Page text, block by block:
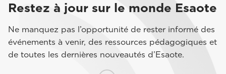
Restez à jour sur le monde Esaote
Ne manquez pas l’opportunité de rester informé des
événements à venir, des ressources pédagogiques et
de toutes les dernières nouveautés d’Esaote.